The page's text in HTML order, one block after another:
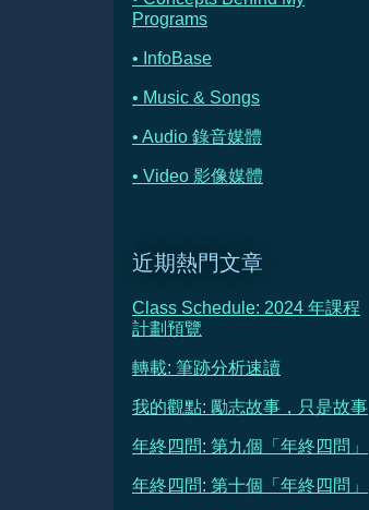
Programs
• InfoBase
• Music & Songs
• Audio 錄音媒體
• Video 影像媒體
近期熱門文章
Class Schedule: 2024 年課程
計劃預覽
轉載: 筆跡分析速讀
我的觀點: 勵志故事，只是故事
年終四問: 第九個「年終四問」
年終四問: 第十個「年終四問」